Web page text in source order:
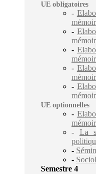
UE obligatoires
-
-
-
-
-
UE optionnelles
-
- La
-
-
Semestre 4